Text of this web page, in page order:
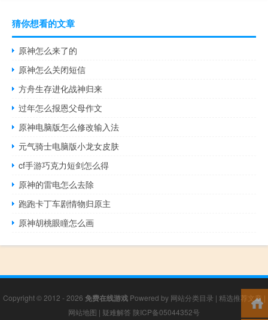
猜你想看的文章
原神怎么来了的
原神怎么关闭短信
方舟生存进化战神归来
过年怎么报恩父母作文
原神电脑版怎么修改输入法
元气骑士电脑版小龙女皮肤
cf手游巧克力短剑怎么得
原神的雷电怎么去除
跑跑卡丁车剧情物归原主
原神胡桃眼瞳怎么画
Copyright © 2012 - 2026 免费在线游戏Powered by 网站分类目录 | 精选推荐文章 |
网站地图 | 疑难解答 陕ICP备05044352号